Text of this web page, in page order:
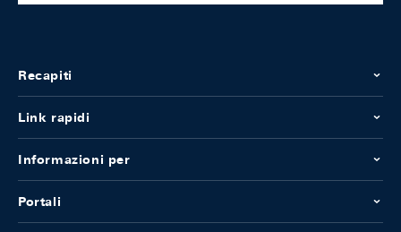
Recapiti
Link rapidi
Informazioni per
Portali